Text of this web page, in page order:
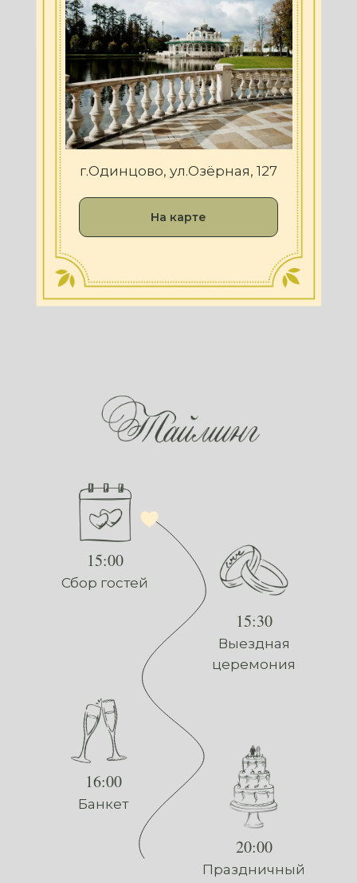
г.Одинцово, ул.Озёрная, 127
На карте
Сбор гостей
15:00
Выездная
церемония
15:30
Банкет
16:00
Праздничный
20:00